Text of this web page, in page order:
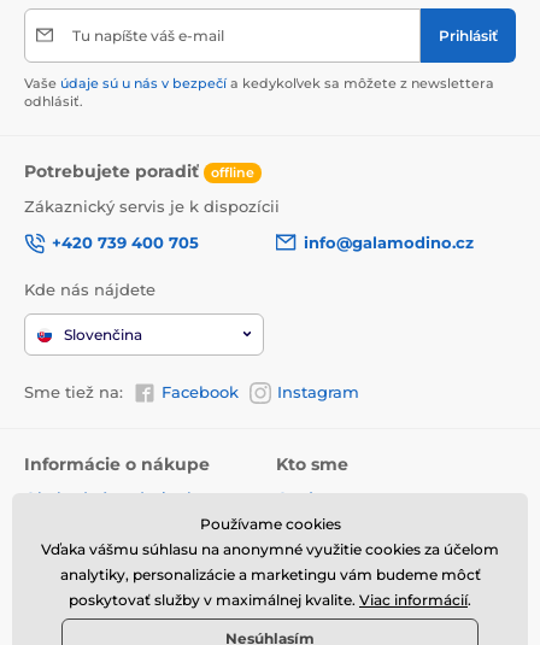
Tu napíšte váš e-mail Prihlásiť
Vaše údaje sú u nás v bezpečí a kedykoľvek sa môžete z newslettera
odhlásiť.
Potrebujete poradiť offline
Zákaznický servis je k dispozícii
+420 739 400 705
info@galamodino.cz
Kde nás nájdete
Slovenčina
Sme tiež na: Facebook Instagram
Informácie o nákupe
Obchodné podmienky
Vrátenie tovaru a reklamácie
Online vrátenie a reklamácia
Kto sme
O nás
Kontaktné údaje
Ochrana osobných údajov
Spolupráca s Galamodino
Používame cookies
Vďaka vášmu súhlasu na anonymné využitie cookies za účelom
analytiky, personalizácie a marketingu vám budeme môcť
poskytovať služby v maximálnej kvalite. Viac informácií.
Nesúhlasím